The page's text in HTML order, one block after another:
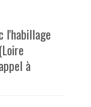
l'habillage
à